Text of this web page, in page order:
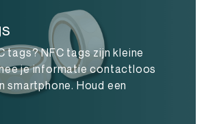
tags? NFC tags zijn kleine
je informatie contactloos
smartphone. Houd een